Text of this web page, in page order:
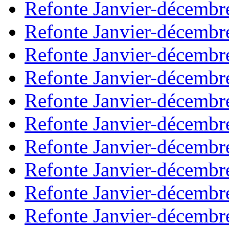
Refonte Janvier-
Refonte Janvier-
Refonte Janvier-
Refonte Janvier-
Refonte Janvier-
Refonte Janvier-
Refonte Janvier-
Refonte Janvier-
Refonte Janvier-
Refonte Janvier-